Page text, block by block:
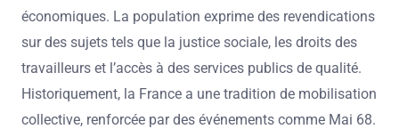
économiques. La population exprime des revendications
sur des sujets tels que la justice sociale, les droits des
travailleurs et l’accès à des services publics de qualité.
Historiquement, la France a une tradition de mobilisation
collective, renforcée par des événements comme Mai 68.